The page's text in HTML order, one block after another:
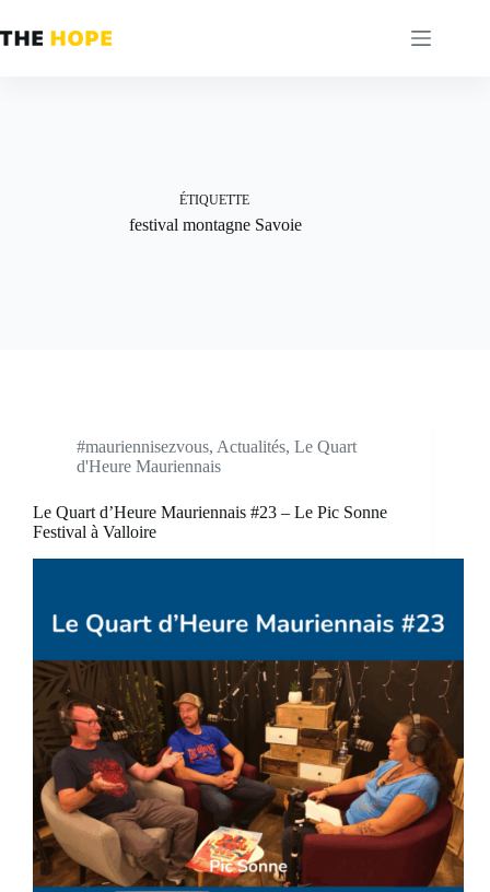
au
contenu
ÉTIQUETTE
festival montagne Savoie
#mauriennisezvous, Actualités, Le Quart
d'Heure Mauriennais
Le Quart d’Heure Mauriennais #23 – Le Pic Sonne
Festival à Valloire